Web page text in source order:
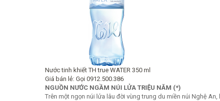
Nước tinh khiết TH true WATER 350 ml
Giá bán lẻ: Gọi 0912.500.386
NGUỒN NƯỚC NGẦM NÚI LỬA TRIỆU NĂM (*)
Trên một ngọn núi lửa lâu đời vùng trung du miền núi Nghệ